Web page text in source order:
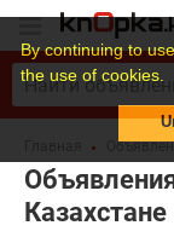
By continuing to
the use of cookies.
Казахстане